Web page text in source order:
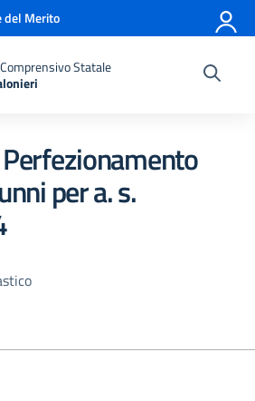
del Merito
Statale
per a. s.